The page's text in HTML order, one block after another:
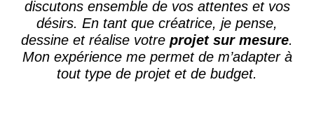
discutons ensemble de vos attentes et vos
désirs. En tant que créatrice, je pense,
dessine et réalise votre projet sur mesure.
Mon expérience me permet de m’adapter à
tout type de projet et de budget.